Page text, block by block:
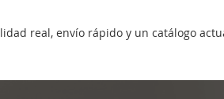
real, envío rápido y un catálogo